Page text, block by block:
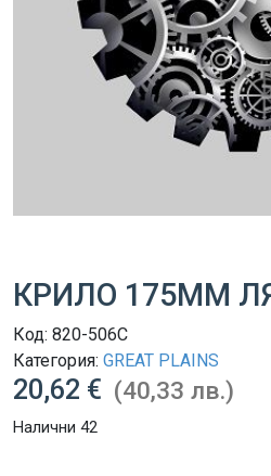
КРИЛО 175ММ
Код: 820-506C
Категория: GREAT PLAINS
20,62 € (40,33 лв.)
Налични 42